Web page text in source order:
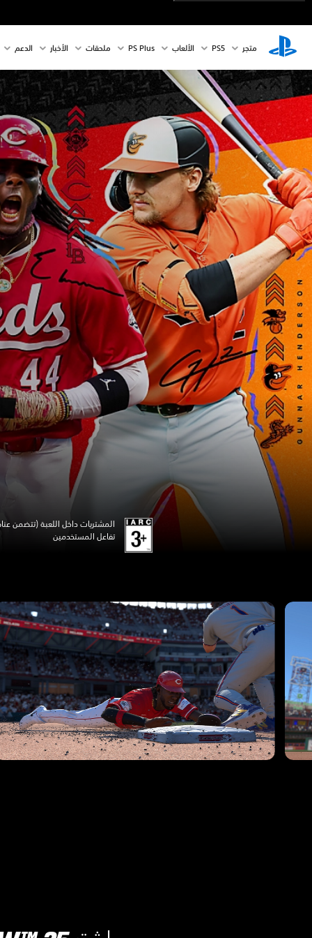
متجر PS5‏ الألعاب PS Plus ملحقات الأخبار الدعم
المشتريات داخل اللعبة (تتضمن
تفاعل المستخدمين